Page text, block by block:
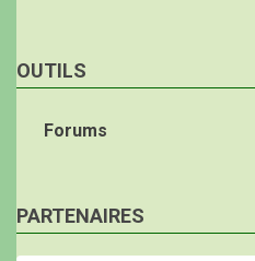
OUTILS
Forums
PARTENAIRES